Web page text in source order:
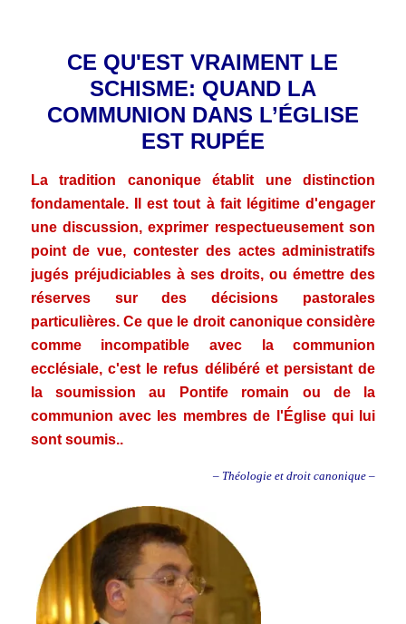
CE QU'EST VRAIMENT LE
SCHISME: QUAND LA
COMMUNION DANS L’ÉGLISE
EST RUPÉE
La tradition canonique établit une distinction
fondamentale. Il est tout à fait légitime d'engager
une discussion, exprimer respectueusement son
point de vue, contester des actes administratifs
jugés préjudiciables à ses droits, ou émettre des
réserves sur des décisions pastorales
particulières. Ce que le droit canonique considère
comme incompatible avec la communion
ecclésiale, c'est le refus délibéré et persistant de
la soumission au Pontife romain ou de la
communion avec les membres de l'Église qui lui
sont soumis..
– Théologie et droit canonique –